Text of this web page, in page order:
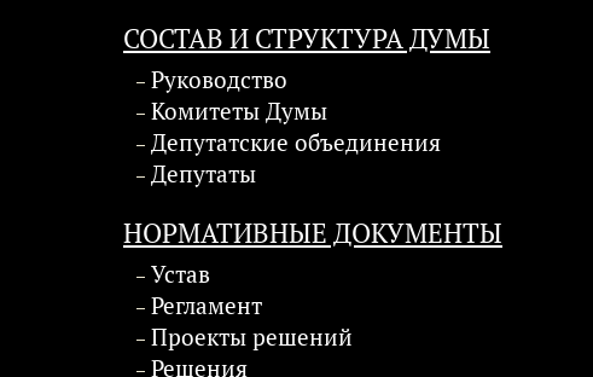
СОСТАВ И СТРУКТУРА ДУМЫ
Руководство
Комитеты Думы
Депутатские объединения
Депутаты
НОРМАТИВНЫЕ ДОКУМЕНТЫ
Устав
Регламент
Проекты решений
Решения